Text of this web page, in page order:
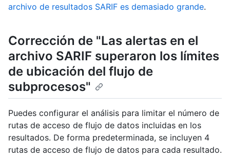
archivo de resultados SARIF es demasiado grande.
Corrección de "Las alertas en el
archivo SARIF superaron los límites
de ubicación del flujo de
subprocesos"
Puedes configurar el análisis para limitar el número de
rutas de acceso de flujo de datos incluidas en los
resultados. De forma predeterminada, se incluyen 4
rutas de acceso de flujo de datos para cada resultado.